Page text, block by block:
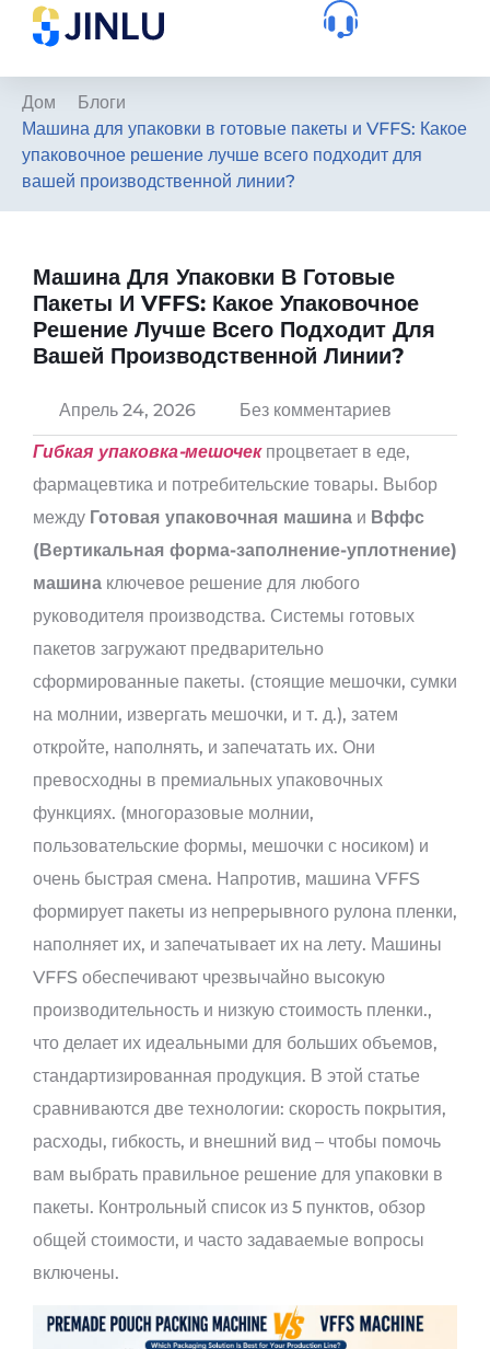
Дом
Блоги
Машина для упаковки в готовые пакеты и VFFS: Какое
упаковочное решение лучше всего подходит для
вашей производственной линии?
Машина Для Упаковки В Готовые
Пакеты И VFFS: Какое Упаковочное
Решение Лучше Всего Подходит Для
Вашей Производственной Линии?
Апрель 24, 2026
Без комментариев
Гибкая упаковка-мешочекпроцветает в еде,
фармацевтика и потребительские товары. Выбор
между Готовая упаковочная машина и Вффс
(Вертикальная форма-заполнение-уплотнение)
машина ключевое решение для любого
руководителя производства. Системы готовых
пакетов загружают предварительно
сформированные пакеты. (стоящие мешочки, сумки
на молнии, извергать мешочки, и т. д.), затем
откройте, наполнять, и запечатать их. Они
превосходны в премиальных упаковочных
функциях. (многоразовые молнии,
пользовательские формы, мешочки с носиком) и
очень быстрая смена. Напротив, машина VFFS
формирует пакеты из непрерывного рулона пленки,
наполняет их, и запечатывает их на лету. Машины
VFFS обеспечивают чрезвычайно высокую
производительность и низкую стоимость пленки.,
что делает их идеальными для больших объемов,
стандартизированная продукция. В этой статье
сравниваются две технологии: скорость покрытия,
расходы, гибкость, и внешний вид – чтобы помочь
вам выбрать правильное решение для упаковки в
пакеты. Контрольный список из 5 пунктов, обзор
общей стоимости, и часто задаваемые вопросы
включены.